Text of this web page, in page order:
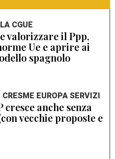
CGUE
valorizzare il Ppp,
Ue e aprire ai
spagnolo
EUROPA SERVIZI
anche senza
vecchie proposte e